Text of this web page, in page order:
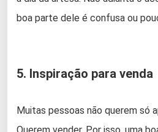
boa parte dele é confusa ou
5. Inspiração para venda
Muitas pessoas não querem só
Querem vender. Por isso, uma